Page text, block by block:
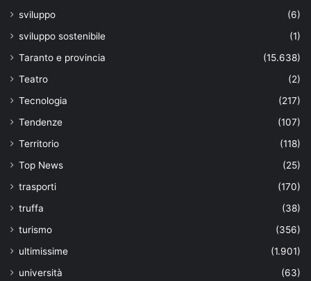
sviluppo
(6)
sviluppo sostenibile
(1)
Taranto e provincia
(15.638)
Teatro
(2)
Tecnologia
(217)
Tendenze
(107)
Territorio
(118)
Top News
(25)
trasporti
(170)
truffa
(38)
turismo
(356)
ultimissime
(1.901)
università
(63)